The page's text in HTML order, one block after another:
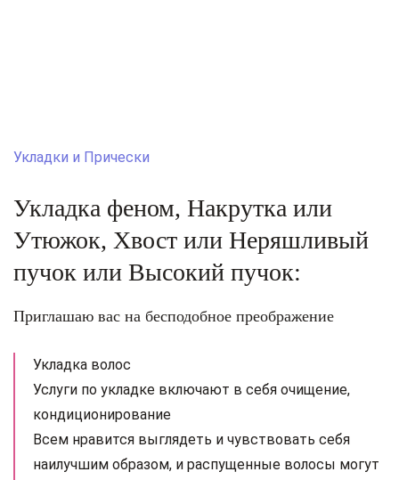
Укладки и Прически
Укладка феном, Накрутка или
Утюжок, Хвост или Неряшливый
пучок или Высокий пучок:
Приглашаю вас на бесподобное преображение
Укладка волос
Услуги по укладке включают в себя очищение,
кондиционирование
Всем нравится выглядеть и чувствовать себя
наилучшим образом, и распущенные волосы могут